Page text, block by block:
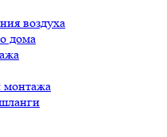
воздуха
дома
монтажа